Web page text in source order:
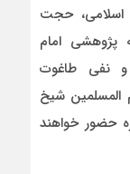
اسلامی، حجت
پژوهشی امام
نفی طاغوت
المسلمین شیخ
حضور خواهند